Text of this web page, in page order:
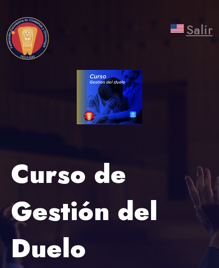
Salir
Curso de
Gestión del
Duelo